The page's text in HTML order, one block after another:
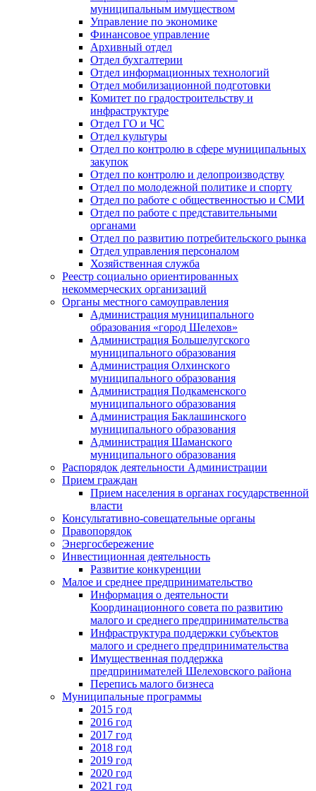
муниципальным имуществом
Управление по экономике
Финансовое управление
Архивный отдел
Отдел бухгалтерии
Отдел информационных технологий
Отдел мобилизационной подготовки
Комитет по градостроительству и
инфраструктуре
Отдел ГО и ЧС
Отдел культуры
Отдел по контролю в сфере муниципальных
закупок
Отдел по контролю и делопроизводству
Отдел по молодежной политике и спорту
Отдел по работе с общественностью и СМИ
Отдел по работе с представительными
органами
Отдел по развитию потребительского рынка
Отдел управления персоналом
Хозяйственная служба
Реестр социально ориентированных
некоммерческих организаций
Органы местного самоуправления
Администрация муниципального
образования «город Шелехов»
Администрация Большелугского
муниципального образования
Администрация Олхинского
муниципального образования
Администрация Подкаменского
муниципального образования
Администрация Баклашинского
муниципального образования
Администрация Шаманского
муниципального образования
Распорядок деятельности Администрации
Прием граждан
Прием населения в органах государственной
власти
Консультативно-совещательные органы
Правопорядок
Энергосбережение
Инвестиционная деятельность
Развитие конкуренции
Малое и среднее предпринимательство
Информация о деятельности
Координационного совета по развитию
малого и среднего предпринимательства
Инфраструктура поддержки субъектов
малого и среднего предпринимательства
Имущественная поддержка
предпринимателей Шелеховского района
Перепись малого бизнеса
Муниципальные программы
2015 год
2016 год
2017 год
2018 год
2019 год
2020 год
2021 год